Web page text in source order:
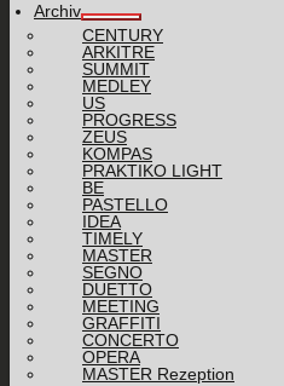
Archiv
CENTURY
ARKITRE
SUMMIT
MEDLEY
US
PROGRESS
ZEUS
KOMPAS
PRAKTIKO LIGHT
BE
PASTELLO
IDEA
TIMELY
MASTER
SEGNO
DUETTO
MEETING
GRAFFITI
CONCERTO
OPERA
MASTER Rezeption